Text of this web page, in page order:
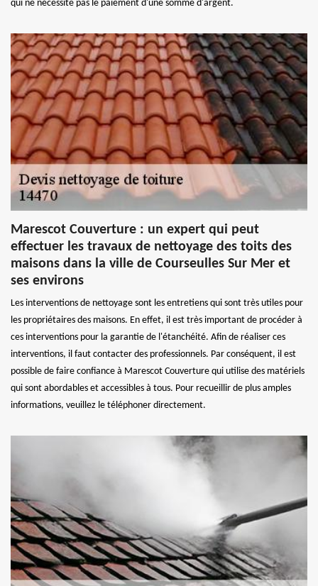
qui ne nécessite pas le paiement d'une somme d'argent.
Marescot Couverture : un expert qui peut
effectuer les travaux de nettoyage des toits des
maisons dans la ville de Courseulles Sur Mer et
ses environs
Les interventions de nettoyage sont les entretiens qui sont très utiles pour
les propriétaires des maisons. En effet, il est très important de procéder à
ces interventions pour la garantie de l'étanchéité. Afin de réaliser ces
interventions, il faut contacter des professionnels. Par conséquent, il est
possible de faire confiance à Marescot Couverture qui utilise des matériels
qui sont abordables et accessibles à tous. Pour recueillir de plus amples
informations, veuillez le téléphoner directement.